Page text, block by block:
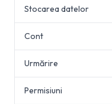
Stocarea datelor
Cont
Urmărire
Permisiuni